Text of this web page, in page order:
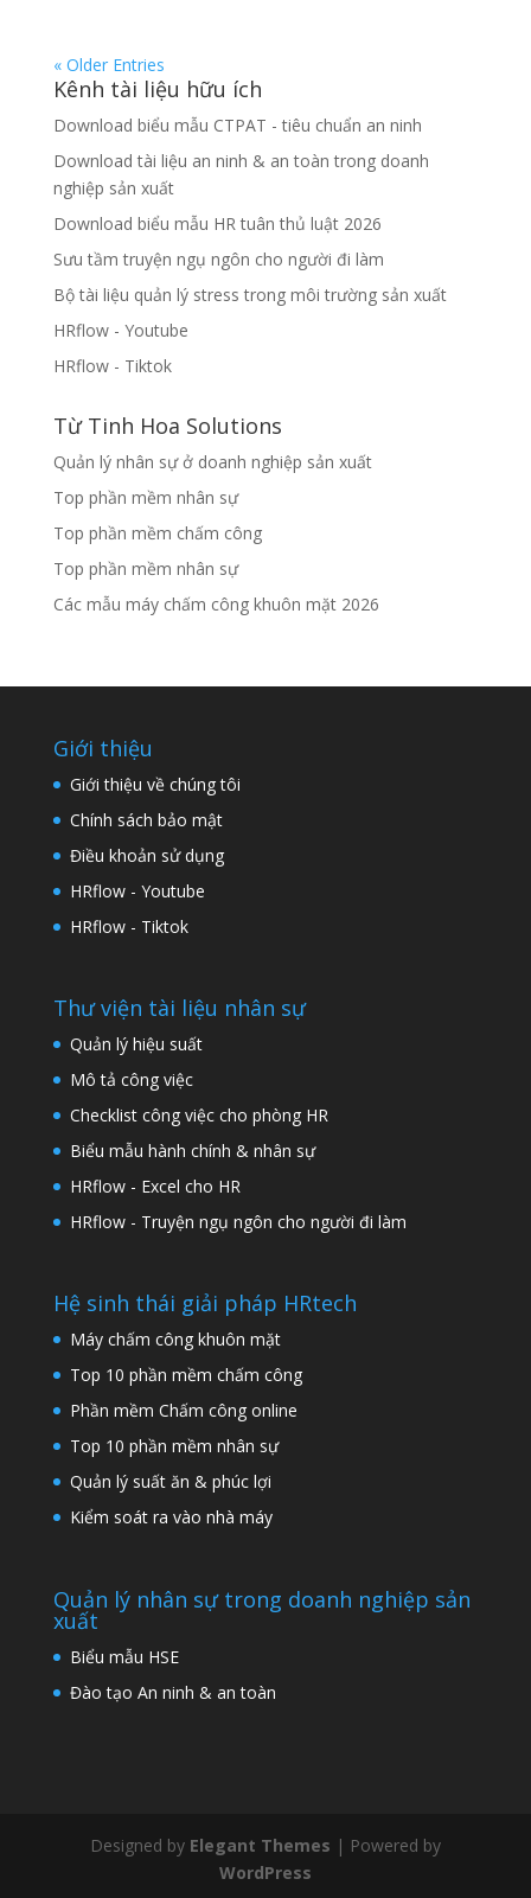
« Older Entries
Kênh tài liệu hữu ích
Download biểu mẫu CTPAT - tiêu chuẩn an ninh
Download tài liệu an ninh & an toàn trong doanh
nghiệp sản xuất
Download biểu mẫu HR tuân thủ luật 2026
Sưu tầm truyện ngụ ngôn cho người đi làm
Bộ tài liệu quản lý stress trong môi trường sản xuất
HRflow - Youtube
HRflow - Tiktok
Từ Tinh Hoa Solutions
Quản lý nhân sự ở doanh nghiệp sản xuất
Top phần mềm nhân sự
Top phần mềm chấm công
Top phần mềm nhân sự
Các mẫu máy chấm công khuôn mặt 2026
Giới thiệu
Giới thiệu về chúng tôi
Chính sách bảo mật
Điều khoản sử dụng
HRflow - Youtube
HRflow - Tiktok
Thư viện tài liệu nhân sự
Quản lý hiệu suất
Mô tả công việc
Checklist công việc cho phòng HR
Biểu mẫu hành chính & nhân sự
HRflow - Excel cho HR
HRflow - Truyện ngụ ngôn cho người đi làm
Hệ sinh thái giải pháp HRtech
Máy chấm công khuôn mặt
Top 10 phần mềm chấm công
Phần mềm Chấm công online
Top 10 phần mềm nhân sự
Quản lý suất ăn & phúc lợi
Kiểm soát ra vào nhà máy
Quản lý nhân sự trong doanh nghiệp sản
xuất
Biểu mẫu HSE
Đào tạo An ninh & an toàn
Designed by Elegant Themes | Powered by
WordPress